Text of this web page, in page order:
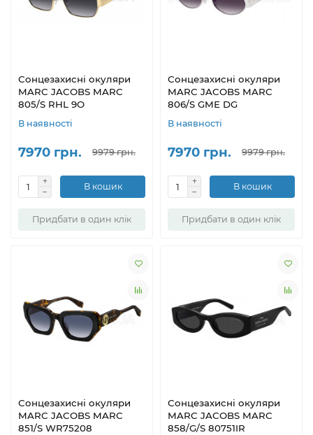
Сонцезахисні окуляри
MARC JACOBS MARC
805/S RHL 9O
В наявності
7970 грн. 9979 грн.
В кошик
Придбати в один клік
Сонцезахисні окуляри
MARC JACOBS MARC
806/S GME DG
В наявності
7970 грн. 9979 грн.
В кошик
Придбати в один клік
Сонцезахисні окуляри
MARC JACOBS MARC
851/S WR75208
Сонцезахисні окуляри
MARC JACOBS MARC
858/G/S 80751IR